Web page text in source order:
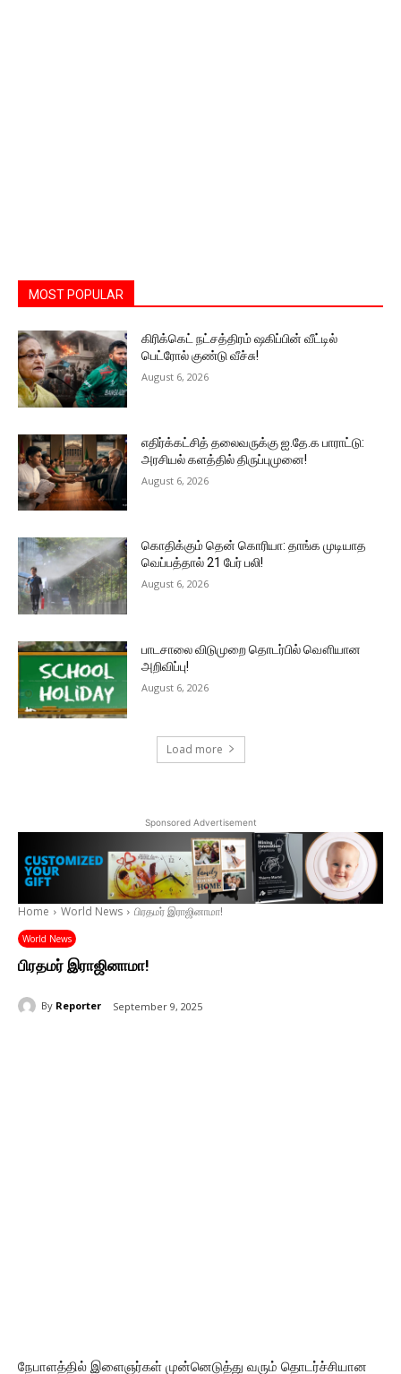
MOST POPULAR
கிரிக்கெட் நட்சத்திரம் ஷகிப்பின் வீட்டில்
பெட்ரோல் குண்டு வீச்சு!
August 6, 2026
எதிர்க்கட்சித் தலைவருக்கு ஐ.தே.க பாராட்டு:
அரசியல் களத்தில் திருப்புமுனை!
August 6, 2026
கொதிக்கும் தென் கொரியா: தாங்க முடியாத
வெப்பத்தால் 21 பேர் பலி!
August 6, 2026
பாடசாலை விடுமுறை தொடர்பில் வௌியான
அறிவிப்பு!
August 6, 2026
Load more